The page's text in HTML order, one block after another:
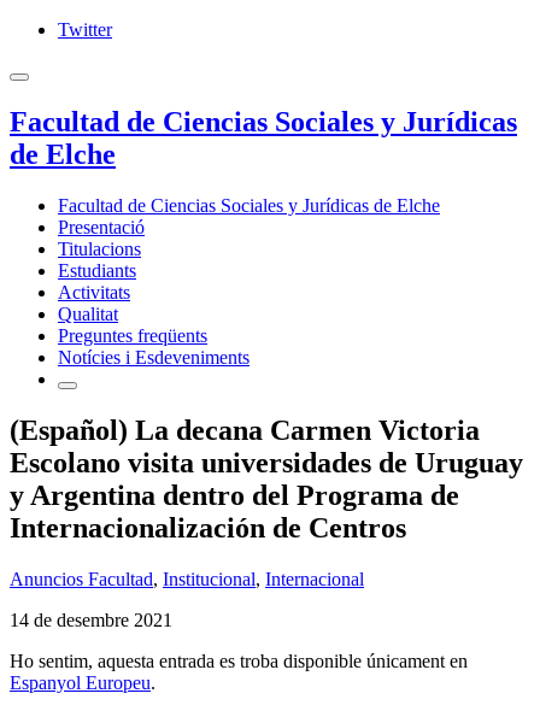
Twitter
Facultad de Ciencias Sociales y Jurídicas
de Elche
Facultad de Ciencias Sociales y Jurídicas de Elche
Presentació
Titulacions
Estudiants
Activitats
Qualitat
Preguntes freqüents
Notícies i Esdeveniments
(Español) La decana Carmen Victoria
Escolano visita universidades de Uruguay
y Argentina dentro del Programa de
Internacionalización de Centros
Anuncios Facultad, Institucional, Internacional
14 de desembre 2021
Ho sentim, aquesta entrada es troba disponible únicament en
Espanyol Europeu.